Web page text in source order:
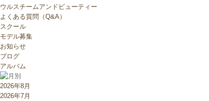
ウルスチームアンドビューティー
よくある質問（Q&A）
スクール
モデル募集
お知らせ
ブログ
アルバム
2026年8月
2026年7月